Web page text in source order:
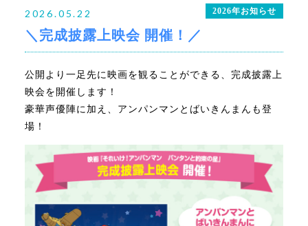
【神戸ハーバーランドｕｍｉｅ×OSシネマズ神戸ハーバーランド×神
戸アンパンマンこどもミュージアム＆モール】映画公開記念 スタン
プラリー開催
【天王寺動物園】映画公開記念 スタンプラリー開催
2026年3月
2026年1月
2025年8月
2025年7月
2025年6月
2025年5月
2025年3月
2026.05.22 2026年お知らせ
＼完成披露上映会 開催！／
公開より一足先に映画を観ることができる、完成披露上
映会を開催します！
豪華声優陣に加え、アンパンマンとばいきんまんも登
場！